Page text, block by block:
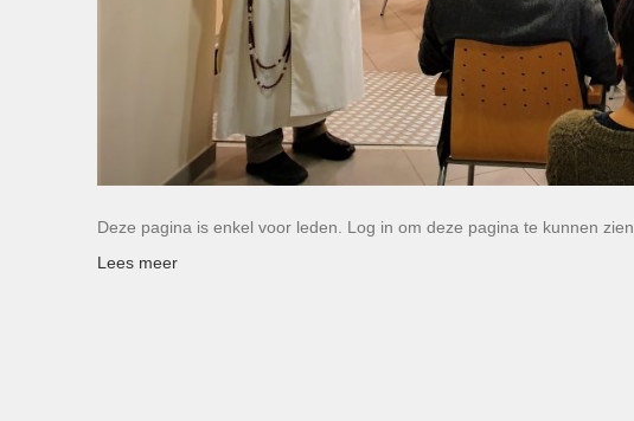
Deze pagina is enkel voor leden. Log in om deze pagina te kunnen zien.
Lees meer